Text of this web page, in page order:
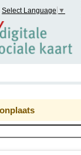
Select Language ▼